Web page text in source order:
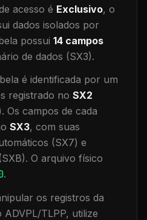
acesso é Exclusivo, o
dados isolados por
possui 14 campos
de dados (SX3).
é identificada por um
registrado no SX2
Os campos de cada
SX3, com suas
(SX7) e
O arquivo físico
.
os registros da
ADVPL/TLPP, utilize